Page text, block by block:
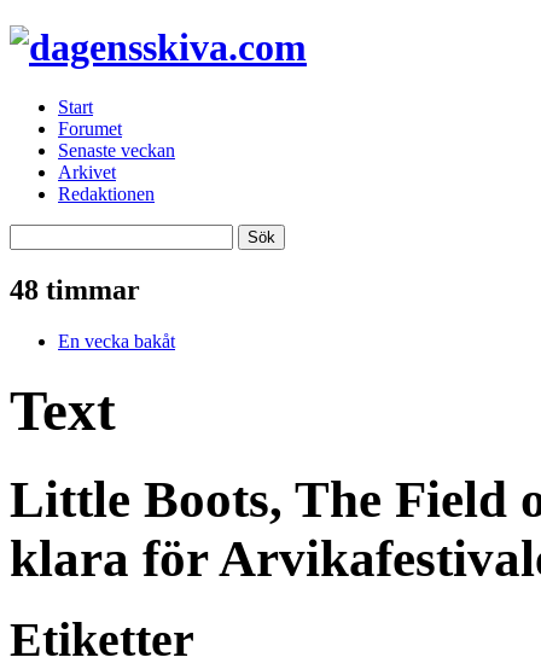
Start
Forumet
Senaste veckan
Arkivet
Redaktionen
48 timmar
En vecka bakåt
Text
Little Boots, The Field
klara för
Etiketter